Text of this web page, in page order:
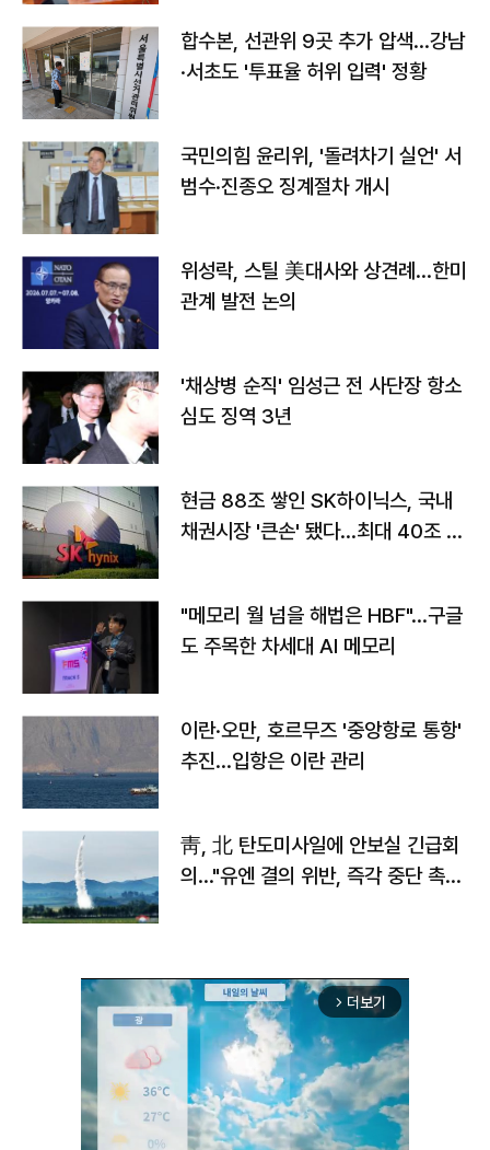
합수본, 선관위 9곳 추가 압색…강남
·서초도 '투표율 허위 입력' 정황
국민의힘 윤리위, '돌려차기 실언' 서
범수·진종오 징계절차 개시
위성락, 스틸 美대사와 상견례…한미
관계 발전 논의
'채상병 순직' 임성근 전 사단장 항소
심도 징역 3년
현금 88조 쌓인 SK하이닉스, 국내
채권시장 '큰손' 됐다…최대 40조 투
"메모리 월 넘을 해법은 HBF"…구글
도 주목한 차세대 AI 메모리
이란·오만, 호르무즈 '중앙항로 통항'
추진…입항은 이란 관리
靑, 北 탄도미사일에 안보실 긴급회
의…"유엔 결의 위반, 즉각 중단 촉
arrow_forward_ios 더보기